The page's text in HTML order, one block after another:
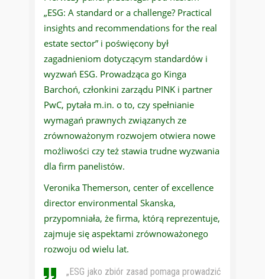
„ESG: A standard or a challenge? Practical
insights and recommendations for the real
estate sector” i poświęcony był
zagadnieniom dotyczącym standardów i
wyzwań ESG. Prowadząca go Kinga
Barchoń, członkini zarządu PINK i partner
PwC, pytała m.in. o to, czy spełnianie
wymagań prawnych związanych ze
zrównoważonym rozwojem otwiera nowe
możliwości czy też stawia trudne wyzwania
dla firm panelistów.
Veronika Themerson, center of excellence
director environmental Skanska,
przypomniała, że firma, którą reprezentuje,
zajmuje się aspektami zrównoważonego
rozwoju od wielu lat.
„ESG jako zbiór zasad pomaga prowadzić